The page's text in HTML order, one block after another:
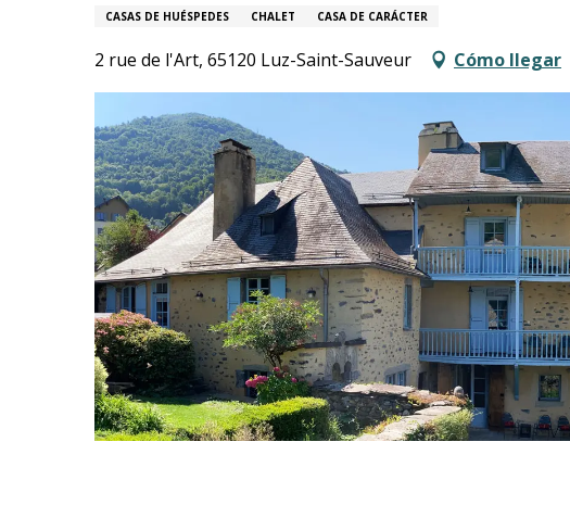
CASAS DE HUÉSPEDES CHALET CASA DE CARÁCTER
2 rue de l'Art, 65120 Luz-Saint-Sauveur Cómo llegar